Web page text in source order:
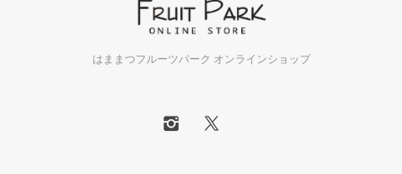
はままつフルーツパーク オンラインショップ